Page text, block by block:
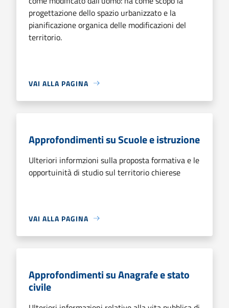
progettazione dello spazio urbanizzato e la
pianificazione organica delle modificazioni del
territorio.
VAI ALLA PAGINA
Approfondimenti su Scuole e istruzione
Ulteriori informzioni sulla proposta formativa e le
opportuinità di studio sul territorio chierese
VAI ALLA PAGINA
Approfondimenti su Anagrafe e stato
civile